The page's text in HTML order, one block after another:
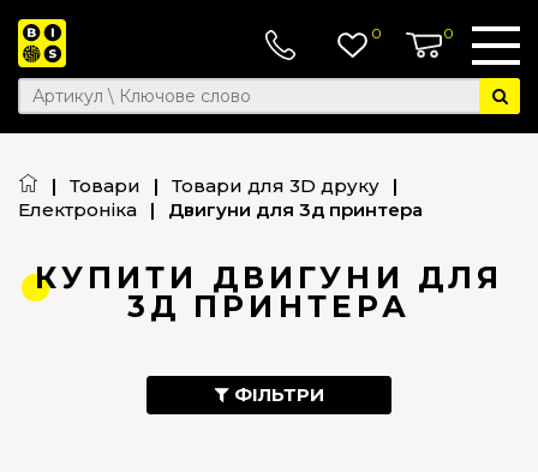
0 0
| Товари | Товари для 3D друку
|
Електроніка
| Двигуни для 3д принтера
КУПИТИ ДВИГУНИ ДЛЯ
3Д ПРИНТЕРА
ФІЛЬТРИ